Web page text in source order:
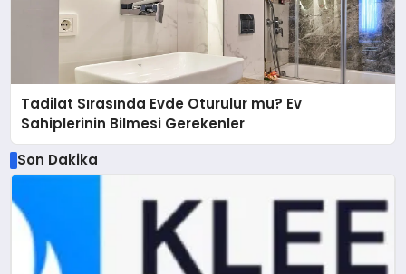
Tadilat Sırasında Evde Oturulur mu? Ev
Sahiplerinin Bilmesi Gerekenler
Son Dakika